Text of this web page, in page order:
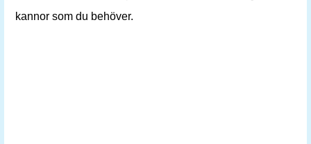
kannor som du behöver.